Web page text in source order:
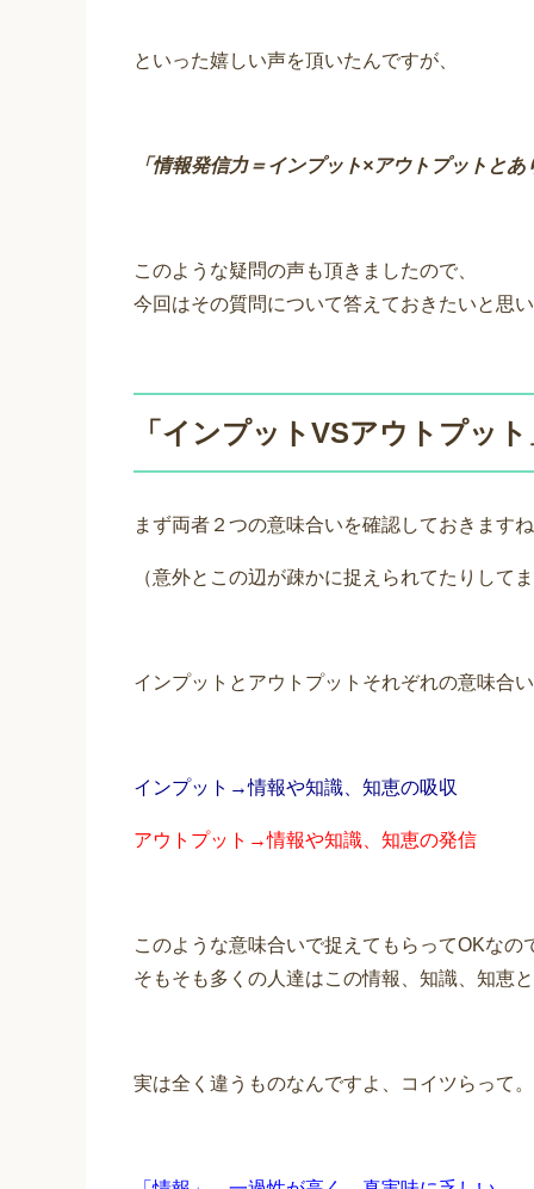
といった嬉しい声を頂いたんですが、
「情報発信力＝インプット×アウトプットと
このような疑問の声も頂きましたので、
今回はその質問について答えておきたいと思
「インプットVSアウトプッ
まず両者２つの意味合いを確認しておきます
（意外とこの辺が疎かに捉えられてたりして
インプットとアウトプットそれぞれの意味合
インプット→情報や知識、知恵の吸収
アウトプット→情報や知識、知恵の発信
このような意味合いで捉えてもらってOKなの
そもそも多くの人達はこの情報、知識、知恵
実は全く違うものなんですよ、コイツらって。